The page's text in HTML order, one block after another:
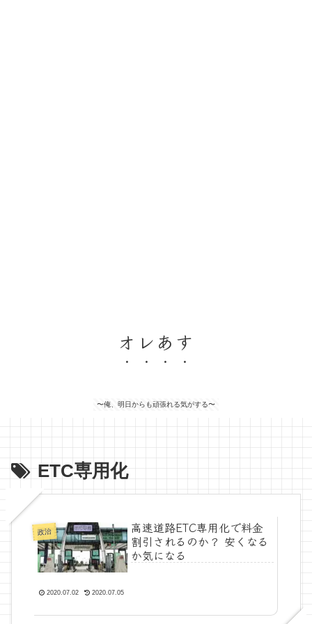
オレあす
〜俺、明日からも頑張れる気がする〜
ETC専用化
政治
高速道路ETC専用化で料金
割引されるのか？ 安くなる
か気になる
2020.07.02 2020.07.05